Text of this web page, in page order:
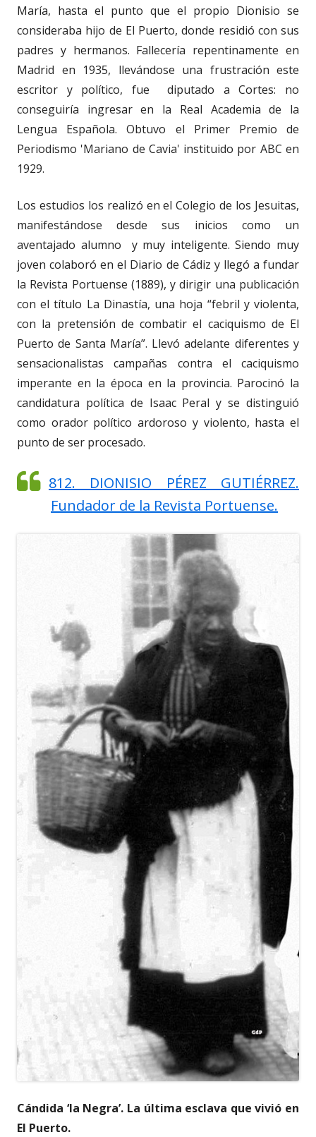
María, hasta el punto que el propio Dionisio se
consideraba hijo de El Puerto, donde residió con sus
padres y hermanos. Fallecería repentinamente en
Madrid en 1935, llevándose una frustración este
escritor y político, fue diputado a Cortes: no
conseguiría ingresar en la Real Academia de la
Lengua Española. Obtuvo el Primer Premio de
Periodismo 'Mariano de Cavia' instituido por ABC en
1929.
Los estudios los realizó en el Colegio de los Jesuitas,
manifestándose desde sus inicios como un
aventajado alumno y muy inteligente. Siendo muy
joven colaboró en el Diario de Cádiz y llegó a fundar
la Revista Portuense (1889), y dirigir una publicación
con el título La Dinastía, una hoja “febril y violenta,
con la pretensión de combatir el caciquismo de El
Puerto de Santa María”. Llevó adelante diferentes y
sensacionalistas campañas contra el caciquismo
imperante en la época en la provincia. Parocinó la
candidatura política de Isaac Peral y se distinguió
como orador político ardoroso y violento, hasta el
punto de ser procesado.
812. DIONISIO PÉREZ GUTIÉRREZ.
Fundador de la Revista Portuense.
Cándida ‘la Negra’. La última esclava que vivió en
El Puerto.